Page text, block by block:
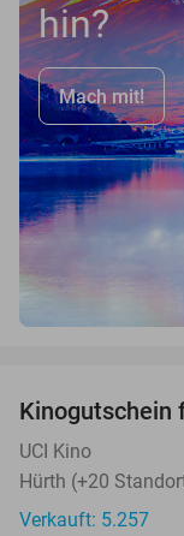
hin?
Mach mit!
Kinogutschein
UCI Kino
Hürth (+20
Verkauft: 5.257